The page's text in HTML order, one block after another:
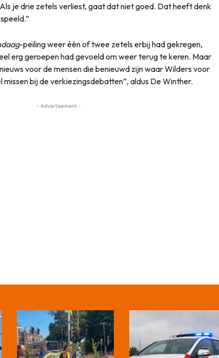
je drie zetels verliest, gaat dat niet goed. Dat heeft denk
-peiling weer één of twee zetels erbij had gekregen,
erg geroepen had gevoeld om weer terug te keren. Maar
voor de mensen die benieuwd zijn waar Wilders voor
missen bij de verkiezingsdebatten”, aldus De Winther.
- Advertisement -